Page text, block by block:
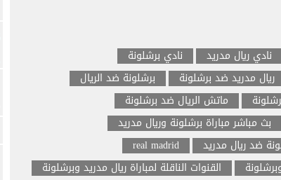
نادي ريال مدريد
نادي برشلونة
ريال مدريد ضد برشلونة
برشلونة ضد الريال
ماتش الريال ضد برشلونة
بث مباشر مباراة برشلونة وريال مدريد
ضد ريال مدريد
real madrid
القنوات الناقلة لمباراة ريال مدريد وبرشلونة